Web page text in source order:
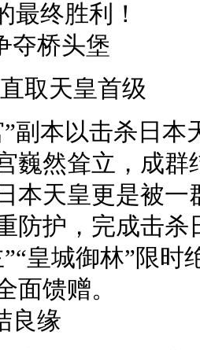
最终胜利！
夺桥头堡
天皇首级
本以击杀日本
巍然耸立，成
本天皇更是被
防护，完成击
皇城御林”限
面馈赠。
良缘